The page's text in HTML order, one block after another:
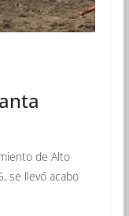
de Alto
se llevó acabo